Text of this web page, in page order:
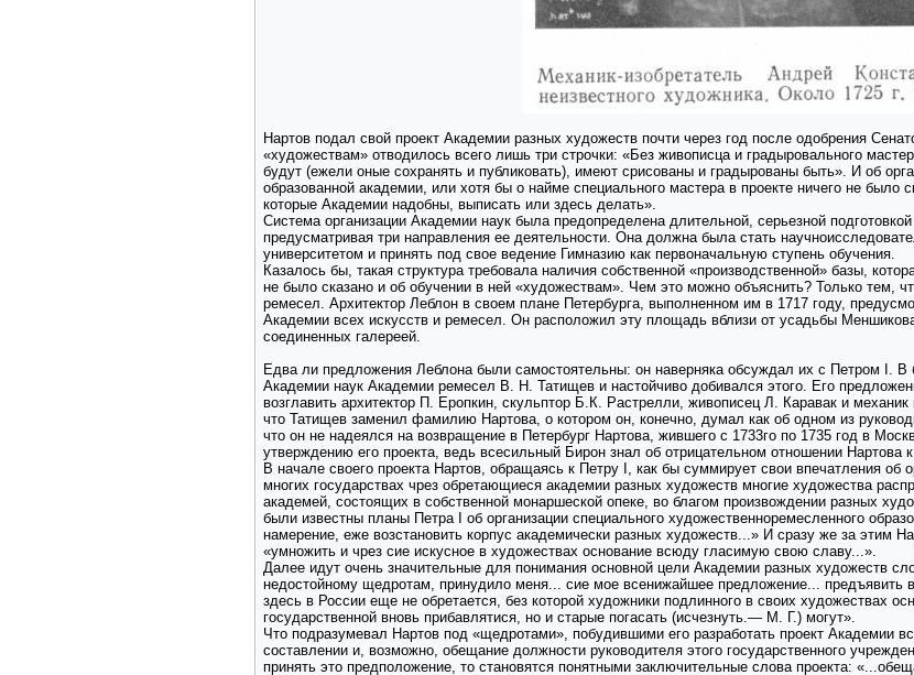
Нартов подал свой проект Академии разных художеств почти через год после одобрения
«художествам» отводилось всего лишь три строчки: «Без живописца и градыровального
будут (ежели оные сохранять и публиковать), имеют срисованы и градырованы быть». И об
образованной академии, или хотя бы о найме специального мастера в проекте ничего не было
которые Академии надобны, выписать или здесь делать».
Система организации Академии наук была предопределена длительной, серьезной
предусматривая три направления ее деятельности. Она должна была стать
университетом и принять под свое ведение Гимназию как первоначальную ступень обучения.
Казалось бы, такая структура требовала наличия собственной «производственной» базы,
не было сказано и об обучении в ней «художествам». Чем это можно объяснить? Только тем,
ремесел. Архитектор Леблон в своем плане Петербурга, выполненном им в 1717 году,
Академии всех искусств и ремесел. Он расположил эту площадь вблизи от усадьбы
соединенных галереей.
Едва ли предложения Леблона были самостоятельны: он наверняка обсуждал их с Петром I. В
Академии наук Академии ремесел В. Н. Татищев и настойчиво добивался этого. Его
возглавить архитектор П. Еропкин, скульптор Б.К. Растрелли, живописец Л. Каравак и
что Татищев заменил фамилию Нартова, о котором он, конечно, думал как об одном из
что он не надеялся на возвращение в Петербург Нартова, жившего с 1733го по 1735 год в
утверждению его проекта, ведь всесильный Бирон знал об отрицательном отношении Нартова
В начале своего проекта Нартов, обращаясь к Петру I, как бы суммирует свои впечатления об
многих государствах чрез обретающиеся академии разных художеств многие художества
академей, состоящих в собственной монаршеской опеке, во благом произвождении разных
были известны планы Петра I об организации специального художественноремесленного
намерение, еже возстановить корпус академически разных художеств...» И сразу же за этим
«умножить и чрез сие искусное в художествах основание всюду гласимую свою славу...».
Далее идут очень значительные для понимания основной цели Академии разных художеств
недостойному щедротам, принудило меня... сие мое всенижайшее предложение... предъявить
здесь в России еще не обретается, без которой художники подлинного в своих художествах
государственной вновь прибавлятися, но и старые погасать (исчезнуть.— М. Г.) могут».
Что подразумевал Нартов под «щедротами», побудившими его разработать проект Академии
составлении и, возможно, обещание должности руководителя этого государственного
принять это предположение, то становятся понятными заключительные слова проекта: